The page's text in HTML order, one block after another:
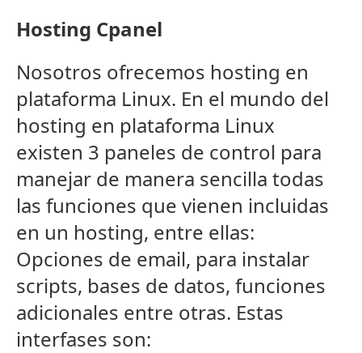
Hosting Cpanel
Nosotros ofrecemos hosting en
plataforma Linux. En el mundo del
hosting en plataforma Linux
existen 3 paneles de control para
manejar de manera sencilla todas
las funciones que vienen incluidas
en un hosting, entre ellas:
Opciones de email, para instalar
scripts, bases de datos, funciones
adicionales entre otras. Estas
interfases son: